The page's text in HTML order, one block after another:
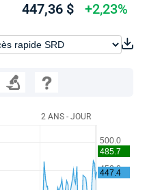
447,36 $ +2,23%
2 ANS - JOUR